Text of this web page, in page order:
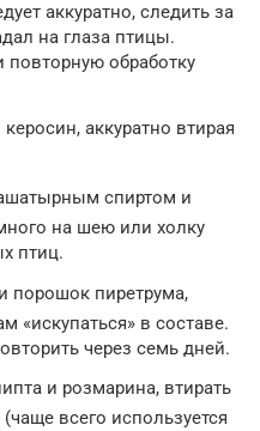
аккуратно, следить за
на глаза птицы.
обработку
аккуратно втирая
спиртом и
на шею или холку
птиц.
порошок пиретрума,
«искупаться» в составе.
через семь дней.
и розмарина, втирать
всего используется